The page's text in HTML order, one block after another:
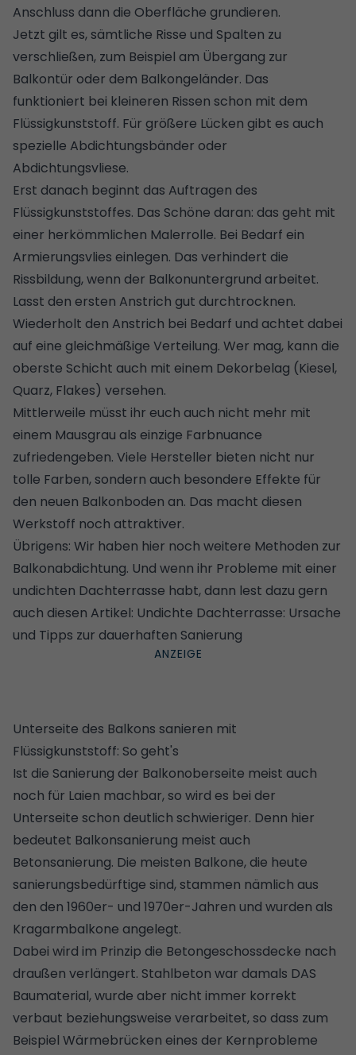
Anschluss dann die Oberfläche grundieren.
Jetzt gilt es, sämtliche Risse und Spalten zu
verschließen, zum Beispiel am Übergang zur
Balkontür oder dem Balkongeländer. Das
funktioniert bei kleineren Rissen schon mit dem
Flüssigkunststoff. Für größere Lücken gibt es auch
spezielle Abdichtungsbänder oder
Abdichtungsvliese.
Erst danach beginnt das Auftragen des
Flüssigkunststoffes. Das Schöne daran: das geht mit
einer herkömmlichen Malerrolle. Bei Bedarf ein
Armierungsvlies einlegen. Das verhindert die
Rissbildung, wenn der Balkonuntergrund arbeitet.
Lasst den ersten Anstrich gut durchtrocknen.
Wiederholt den Anstrich bei Bedarf und achtet dabei
auf eine gleichmäßige Verteilung. Wer mag, kann die
oberste Schicht auch mit einem Dekorbelag (Kiesel,
Quarz, Flakes) versehen.
Mittlerweile müsst ihr euch auch nicht mehr mit
einem Mausgrau als einzige Farbnuance
zufriedengeben. Viele Hersteller bieten nicht nur
tolle Farben, sondern auch besondere Effekte für
den neuen Balkonboden an. Das macht diesen
Werkstoff noch attraktiver.
Übrigens: Wir haben hier noch weitere Methoden zur
Balkonabdichtung. Und wenn ihr Probleme mit einer
undichten Dachterrasse habt, dann lest dazu gern
auch diesen Artikel: Undichte Dachterrasse: Ursache
und Tipps zur dauerhaften Sanierung
Unterseite des Balkons sanieren mit
Flüssigkunststoff: So geht's
Ist die Sanierung der Balkonoberseite meist auch
noch für Laien machbar, so wird es bei der
Unterseite schon deutlich schwieriger. Denn hier
bedeutet Balkonsanierung meist auch
Betonsanierung. Die meisten Balkone, die heute
sanierungsbedürftige sind, stammen nämlich aus
den den 1960er- und 1970er-Jahren und wurden als
Kragarmbalkone angelegt.
Dabei wird im Prinzip die Betongeschossdecke nach
draußen verlängert. Stahlbeton war damals DAS
Baumaterial, wurde aber nicht immer korrekt
verbaut beziehungsweise verarbeitet, so dass zum
Beispiel Wärmebrücken eines der Kernprobleme